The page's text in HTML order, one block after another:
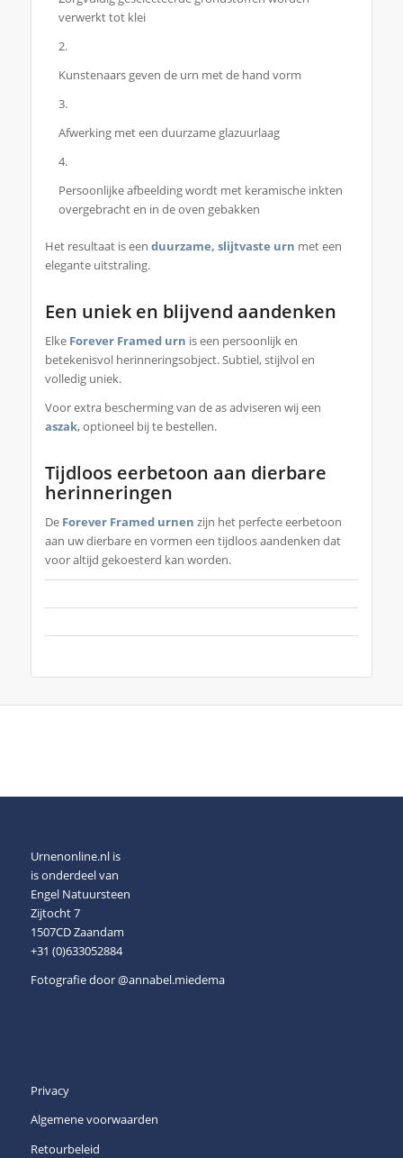
verwerkt tot klei
Kunstenaars geven de urn met de hand vorm
Afwerking met een duurzame glazuurlaag
Persoonlijke afbeelding wordt met keramische inkten
overgebracht en in de oven gebakken
Het resultaat is een duurzame, slijtvaste urn met een
elegante uitstraling.
Een uniek en blijvend aandenken
Elke Forever Framed urn is een persoonlijk en
betekenisvol herinneringsobject. Subtiel, stijlvol en
volledig uniek.
Voor extra bescherming van de as adviseren wij een
aszak, optioneel bij te bestellen.
Tijdloos eerbetoon aan dierbare
herinneringen
De Forever Framed urnen zijn het perfecte eerbetoon
aan uw dierbare en vormen een tijdloos aandenken dat
voor altijd gekoesterd kan worden.
Urnenonline.nl is
is onderdeel van
Engel Natuursteen
Zijtocht 7
1507CD Zaandam
+31 (0)633052884
Fotografie door@annabel.miedema
Privacy
Algemene voorwaarden
Retourbeleid